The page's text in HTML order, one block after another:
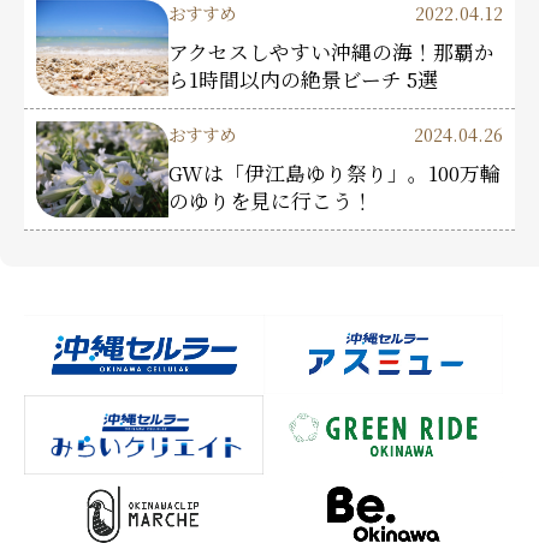
おすすめ 2022.04.12
アクセスしやすい沖縄の海！那覇か
ら1時間以内の絶景ビーチ 5選
おすすめ 2024.04.26
GWは「伊江島ゆり祭り」。100万輪
のゆりを見に行こう！